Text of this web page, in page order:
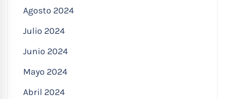
Agosto 2024
Julio 2024
Junio 2024
Mayo 2024
Abril 2024